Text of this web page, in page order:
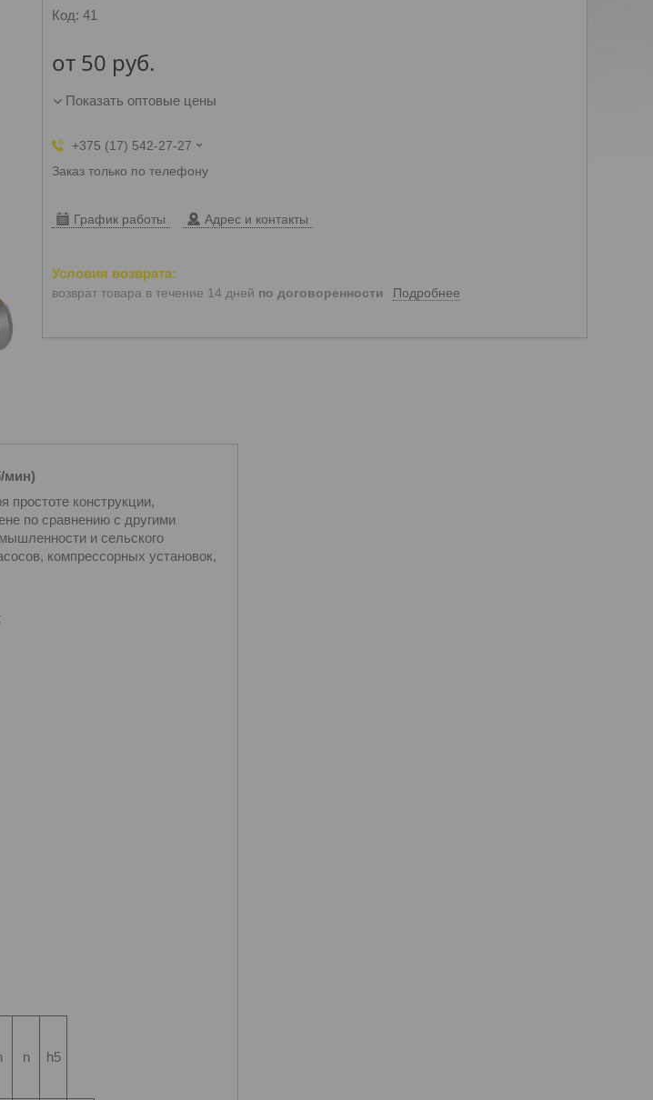
Код: 41
от 50 руб.
Показать оптовые цены
+375 (17) 542-27-27
Заказ только по телефону
График работы Адрес и контакты
возврат товара в течение 14 дней по договоренности Подробнее
мин)
простоте конструкции,
по сравнению с другими
и сельского
компрессорных установок,
n h5